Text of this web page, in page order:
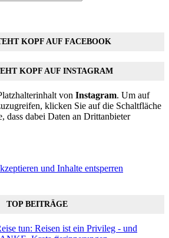
KOPF AUF FACEBOOK
KOPF AUF INSTAGRAM
von Instagram. Um auf
klicken Sie auf die Schaltfläche
dass dabei Daten an Drittanbieter
und Inhalte entsperren
TOP BEITRÄGE
tun: Reisen ist ein Privileg - und